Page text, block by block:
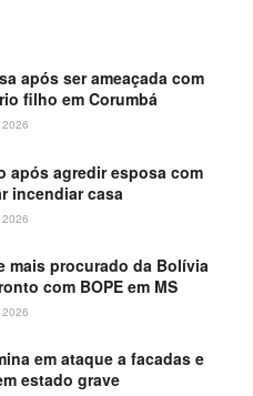
após ser ameaçada com
filho em Corumbá
após agredir esposa com
incendiar casa
mais procurado da Bolívia
com BOPE em MS
em ataque a facadas e
estado grave